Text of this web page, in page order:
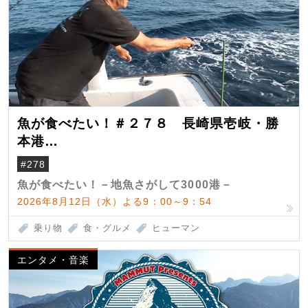
魚が食べたい！＃２７８ 長崎県壱岐・勝
本港
（クロマグロ）
#278
魚が食べたい！－地魚さがして3000港－
2026年8月12日（水）よる9：00～9：54
乗り物 食・グルメ ヒューマン
エンタメ・音楽